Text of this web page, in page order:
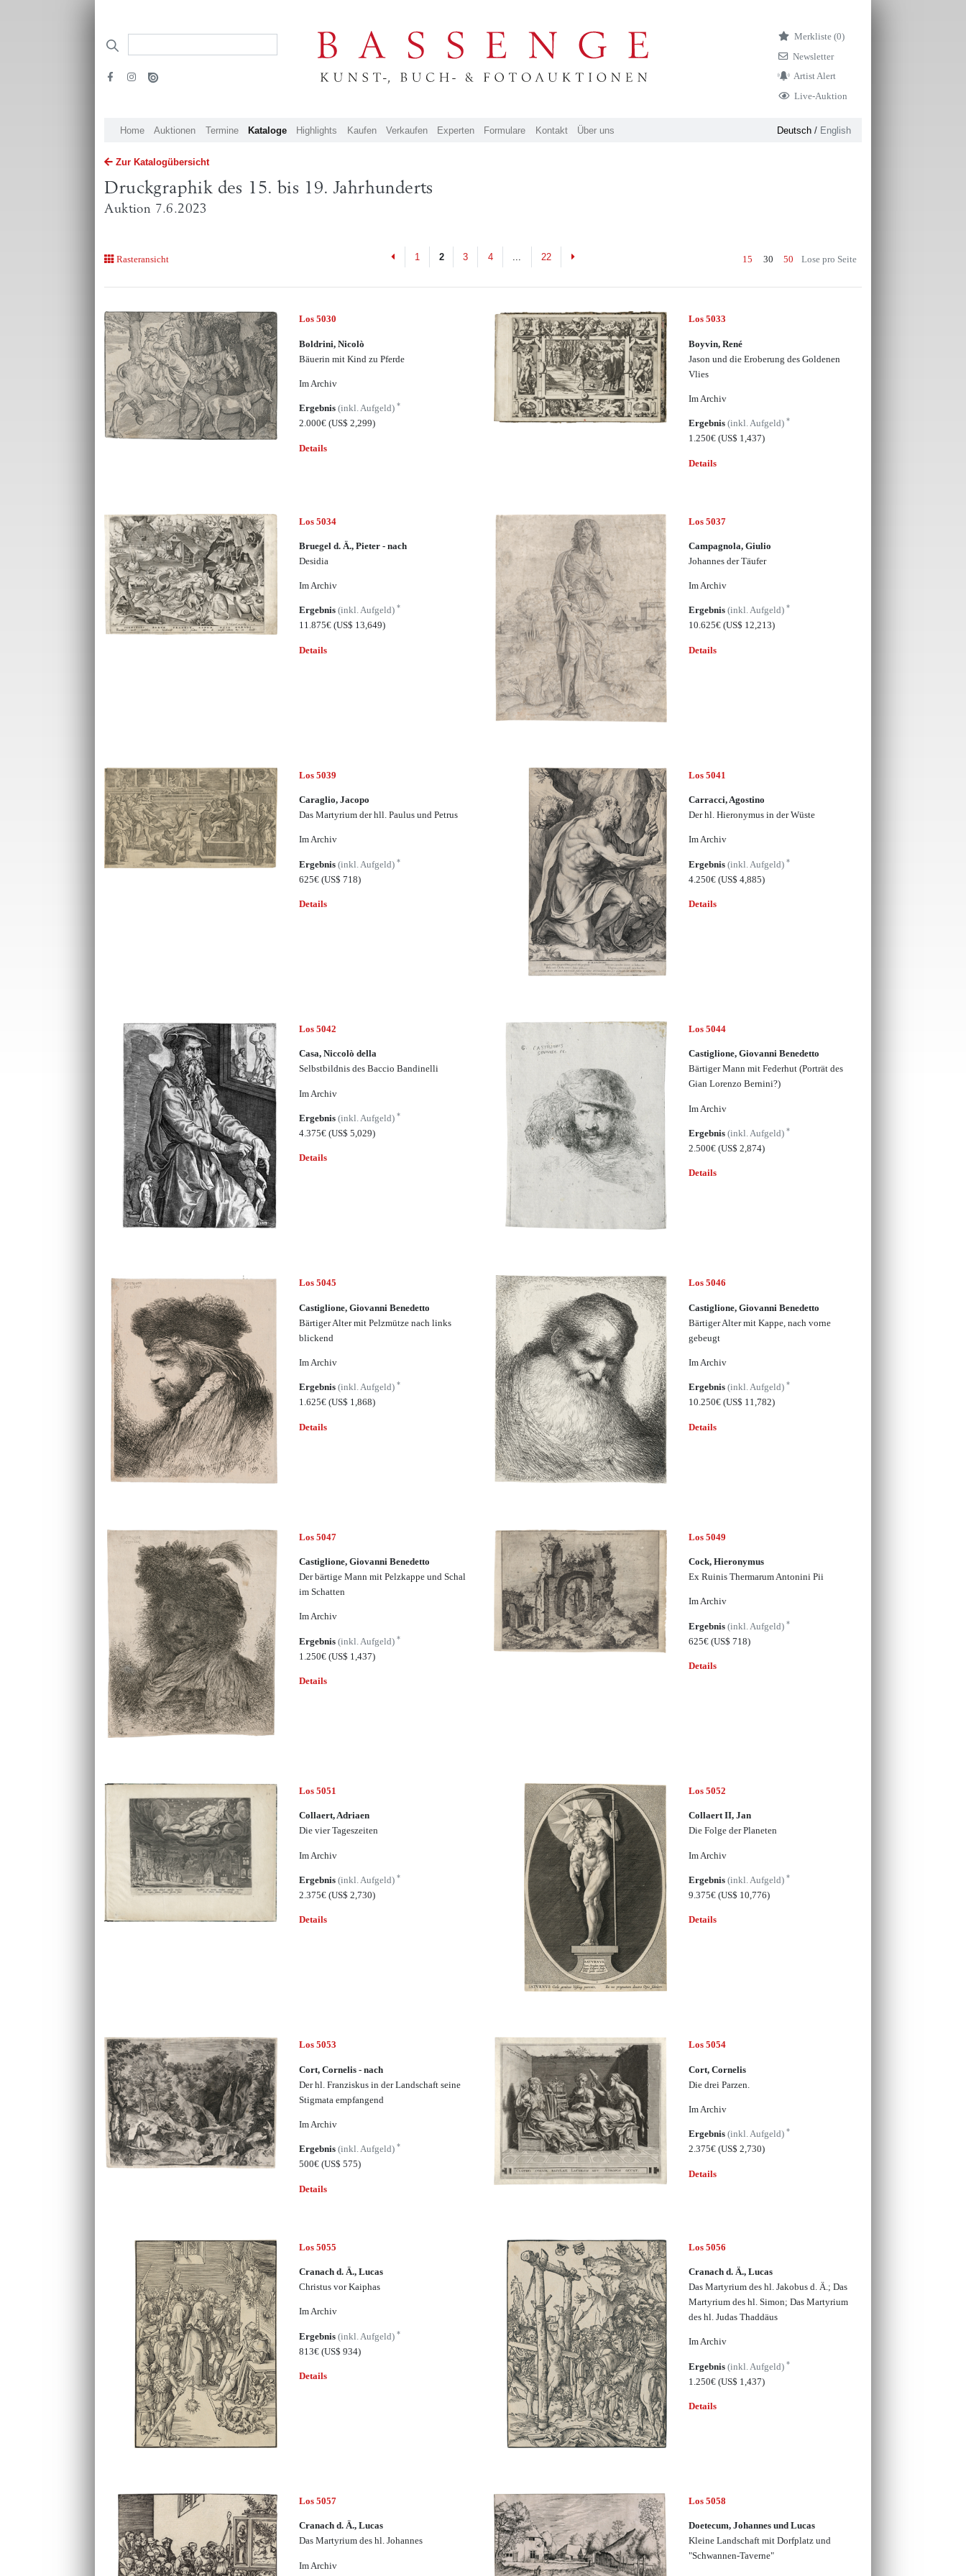
Merkliste (0)
Newsletter
Artist Alert
Live-Auktion
Home Auktionen Termine Kataloge Highlights Kaufen Verkaufen Experten Formulare Kontakt Über uns Deutsch/ English
Zur Katalogübersicht
Druckgraphik des 15. bis 19. Jahrhunderts
Auktion 7.6.2023
Rasteransicht Previous
1 2 3 4 22 Next 15 30 50 Lose pro Seite
Los 5030
Boldrini, Nicolò
Bäuerin mit Kind zu Pferde
Im Archiv
Ergebnis(inkl. Aufgeld)*
2.000€(US$ 2,299)
Details
Los 5033
Boyvin, René
Jason und die Eroberung des Goldenen
Vlies
Im Archiv
Ergebnis (inkl. Aufgeld) *
1.250€ (US$ 1,437)
Details
Los 5034
Bruegel d. Ä., Pieter - nach
Desidia
Im Archiv
Ergebnis(inkl. Aufgeld)*
11.875€(US$ 13,649)
Details
Los 5037
Campagnola, Giulio
Johannes der Täufer
Im Archiv
Ergebnis (inkl. Aufgeld) *
10.625€ (US$ 12,213)
Details
Los 5039
Caraglio, Jacopo
Das Martyrium der hll. Paulus und Petrus
Im Archiv
Ergebnis(inkl. Aufgeld)*
625€(US$ 718)
Details
Los 5041
Carracci, Agostino
Der hl. Hieronymus in der Wüste
Im Archiv
Ergebnis (inkl. Aufgeld) *
4.250€ (US$ 4,885)
Details
Los 5042
Casa, Niccolò della
Selbstbildnis des Baccio Bandinelli
Im Archiv
Ergebnis(inkl. Aufgeld)*
4.375€(US$ 5,029)
Details
Los 5044
Castiglione, Giovanni Benedetto
Bärtiger Mann mit Federhut (Porträt des
Gian Lorenzo Bernini?)
Im Archiv
Ergebnis (inkl. Aufgeld) *
2.500€ (US$ 2,874)
Details
Los 5045
Castiglione, Giovanni Benedetto
Bärtiger Alter mit Pelzmütze nach links
blickend
Im Archiv
Ergebnis(inkl. Aufgeld)*
1.625€(US$ 1,868)
Details
Los 5046
Castiglione, Giovanni Benedetto
Bärtiger Alter mit Kappe, nach vorne
gebeugt
Im Archiv
Ergebnis (inkl. Aufgeld) *
10.250€ (US$ 11,782)
Details
Los 5047
Castiglione, Giovanni Benedetto
Der bärtige Mann mit Pelzkappe und Schal
im Schatten
Im Archiv
Ergebnis(inkl. Aufgeld)*
1.250€(US$ 1,437)
Details
Los 5049
Cock, Hieronymus
Ex Ruinis Thermarum Antonini Pii
Im Archiv
Ergebnis (inkl. Aufgeld) *
625€ (US$ 718)
Details
Los 5051
Collaert, Adriaen
Die vier Tageszeiten
Im Archiv
Ergebnis(inkl. Aufgeld)*
2.375€(US$ 2,730)
Details
Los 5052
Collaert II, Jan
Die Folge der Planeten
Im Archiv
Ergebnis (inkl. Aufgeld) *
9.375€ (US$ 10,776)
Details
Los 5053
Cort, Cornelis - nach
Der hl. Franziskus in der Landschaft seine
Stigmata empfangend
Im Archiv
Ergebnis(inkl. Aufgeld)*
500€(US$ 575)
Details
Los 5054
Cort, Cornelis
Die drei Parzen.
Im Archiv
Ergebnis (inkl. Aufgeld) *
2.375€ (US$ 2,730)
Details
Los 5055
Cranach d. Ä., Lucas
Christus vor Kaiphas
Im Archiv
Ergebnis(inkl. Aufgeld)*
813€(US$ 934)
Details
Los 5056
Cranach d. Ä., Lucas
Das Martyrium des hl. Jakobus d. Ä.; Das
Martyrium des hl. Simon; Das Martyrium
des hl. Judas Thaddäus
Im Archiv
Ergebnis (inkl. Aufgeld) *
1.250€ (US$ 1,437)
Details
Los 5057
Cranach d. Ä., Lucas
Das Martyrium des hl. Johannes
Im Archiv
Los 5058
Doetecum, Johannes und Lucas
Kleine Landschaft mit Dorfplatz und
"Schwannen-Taverne"